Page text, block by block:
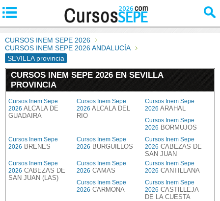
CURSOS INEM SEPE 2026
CURSOS INEM SEPE 2026 ANDALUCÍA
SEVILLA provincia
CURSOS INEM SEPE 2026 EN SEVILLA
PROVINCIA
Cursos Inem Sepe
2026 ALCALA DE
GUADAIRA
Cursos Inem Sepe
2026 ALCALA DEL
RIO
Cursos Inem Sepe
2026 ARAHAL
Cursos Inem Sepe
2026 BORMUJOS
Cursos Inem Sepe
2026 BRENES
Cursos Inem Sepe
2026 BURGUILLOS
Cursos Inem Sepe
2026 CABEZAS DE
SAN JUAN
Cursos Inem Sepe
2026 CABEZAS DE
SAN JUAN (LAS)
Cursos Inem Sepe
2026 CAMAS
Cursos Inem Sepe
2026 CANTILLANA
Cursos Inem Sepe
2026 CARMONA
Cursos Inem Sepe
2026 CASTILLEJA
DE LA CUESTA